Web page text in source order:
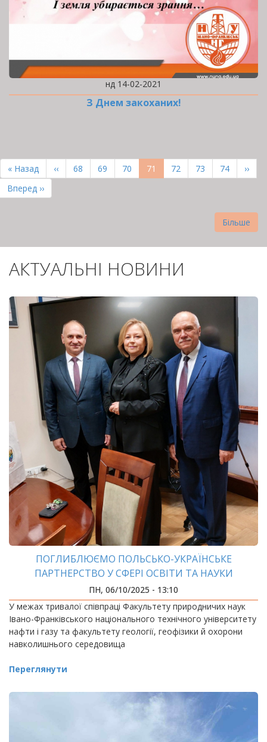
нд 14-02-2021
З Днем закоханих!
НА
СТОРІНКИ
Перша
сторінка
« Назад
Попередня
сторінка
‹‹ Page
68 Page
69 Page
70
Поточна
сторінка
71 Page
72 Page
73 Page
74
››
Остання
сторінка
Вперед ››
Більше
АКТУАЛЬНІ НОВИНИ
ПОГЛИБЛЮЄМО ПОЛЬСЬКО-УКРАЇНСЬКЕ
ПАРТНЕРСТВО У СФЕРІ ОСВІТИ ТА НАУКИ
ПН, 06/10/2025 - 13:10
У межах тривалої співпраці Факультету природничих наук
Івано-Франківського національного технічного університету
нафти і газу та факультету геології, геофізики й охорони
навколишнього середовища
Переглянути